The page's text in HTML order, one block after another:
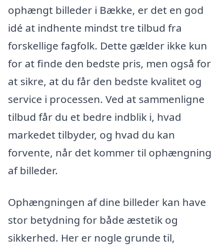
ophængt billeder i Bække, er det en god
idé at indhente mindst tre tilbud fra
forskellige fagfolk. Dette gælder ikke kun
for at finde den bedste pris, men også for
at sikre, at du får den bedste kvalitet og
service i processen. Ved at sammenligne
tilbud får du et bedre indblik i, hvad
markedet tilbyder, og hvad du kan
forvente, når det kommer til ophængning
af billeder.
Ophængningen af dine billeder kan have
stor betydning for både æstetik og
sikkerhed. Her er nogle grunde til,